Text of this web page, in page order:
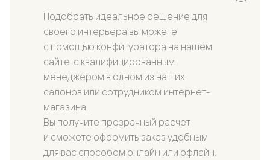
Подобрать идеальное решение для
своего интерьера вы можете
с помощью конфигуратора на нашем
сайте, с квалифицированным
менеджером в одном из наших
салонов или сотрудником интернет-
магазина.
Вы получите прозрачный расчет
и сможете оформить заказ удобным
для вас способом онлайн или офлайн.